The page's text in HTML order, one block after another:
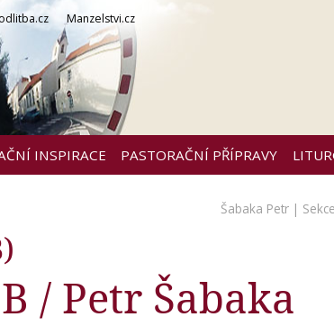
Manzelstvi.cz
INSPIRACE PASTORAČNÍ PŘÍPRAVY
Šabaka Petr |
/ Petr Šabaka